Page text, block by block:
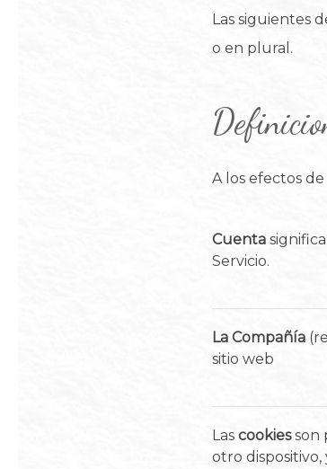
Las siguientes
o en plural.
A los efectos
Cuenta
Servicio.
La Compañía
sitio web
Las cookiesson
otro